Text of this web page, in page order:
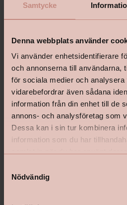
Samtycke
Denna webbplats använder
Vi använder enhetsidentifierare
och annonserna till användarna,
för sociala medier och
vidarebefordrar även sådana
information från din enhet till de
annons- och analysföretag som
Dessa kan i sin tur kombinera
information som du har
Nödvändig
Golvrengöring Trestjerner